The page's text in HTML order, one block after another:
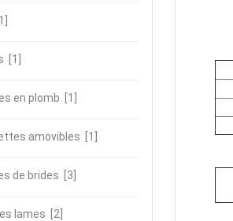
[1]
en plomb [1]
amovibles [1]
de brides [3]
lames [2]